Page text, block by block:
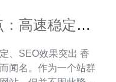
高速稳定、
SEO效果突出 香
闻名。作为一个站群